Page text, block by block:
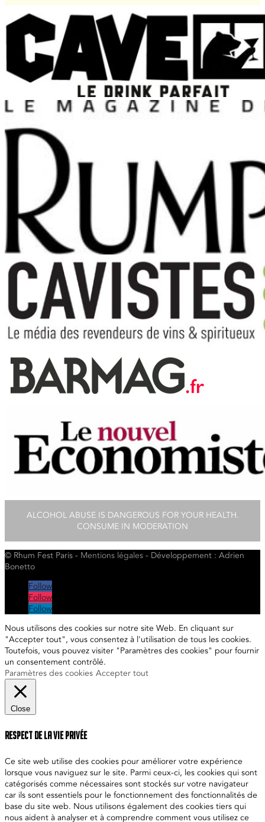
ALCOHOL ABUSE IS DANGEROUS FOR YOUR HEALTH.
CONSUME IN MODERATION
© Rhum Fest Paris - Mentions légales - Développement : Adrien
Bonetto
Follow
Follow
Follow
Nous utilisons des cookies sur notre site Web. En cliquant sur
"Accepter tout", vous consentez à l'utilisation de tous les cookies.
Toutefois, vous pouvez visiter "Paramètres des cookies" pour fournir
un consentement contrôlé.
Paramètres des cookies Accepter tout
Close
Respect de la vie privée
Ce site web utilise des cookies pour améliorer votre expérience
lorsque vous naviguez sur le site. Parmi ceux-ci, les cookies qui sont
catégorisés comme nécessaires sont stockés sur votre navigateur
car ils sont essentiels pour le fonctionnement des fonctionnalités de
base du site web. Nous utilisons également des cookies tiers qui
nous aident à analyser et à comprendre comment vous utilisez ce